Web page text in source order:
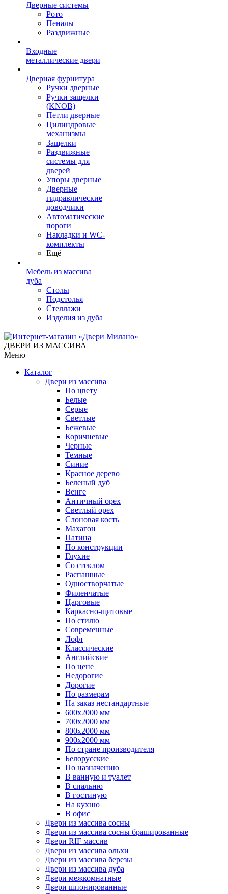
Дверные системы
Рото
Пеналы
Раздвижные
Входные
металлические двери
Дверная фурнитура
Ручки дверные
Ручки защелки
(KNOB)
Петли дверные
Цилиндровые
механизмы
Защелки
Раздвижные
системы для
дверей
Упоры дверные
Дверные
гидравлические
доводчики
Автоматические
пороги
Накладки и WC-
комплекты
Ещё
Мебель из массива
дуба
Столы
Подстолья
Стеллажи
Изделия из дуба
ДВЕРИ ИЗ МАССИВА
Меню
Каталог
Двери из массива
По цвету
Белые
Серые
Светлые
Бежевые
Коричневые
Черные
Темные
Синие
Красное дерево
Беленый дуб
Венге
Античный орех
Светлый орех
Слоновая кость
Махагон
Патина
По конструкции
Глухие
Со стеклом
Распашные
Одностворчатые
Филенчатые
Царговые
Каркасно-щитовые
По стилю
Современные
Лофт
Классические
Английские
По цене
Недорогие
Дорогие
По размерам
На заказ нестандартные
600х2000 мм
700х2000 мм
800х2000 мм
900х2000 мм
По стране производителя
Белорусские
По назначению
В ванную и туалет
В спальню
В гостиную
На кухню
В офис
Двери из массива сосны
Двери из массива сосны брашированные
Двери RIF массив
Двери из массива ольхи
Двери из массива березы
Двери из массива дуба
Двери межкомнатные
Двери шпонированные